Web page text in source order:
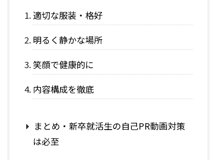
適切な服装・格好
明るく静かな場所
笑顔で健康的に
内容構成を徹底
まとめ・新卒就活生の自己PR動画対策
は必至